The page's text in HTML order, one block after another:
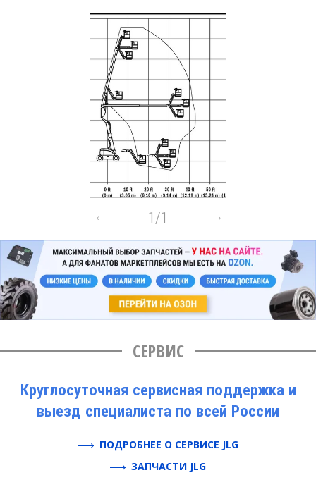
1/1
СЕРВИС
Круглосуточная сервисная поддержка и
выезд специалиста по всей России
ПОДРОБНЕЕ О СЕРВИСЕ JLG
ЗАПЧАСТИ JLG